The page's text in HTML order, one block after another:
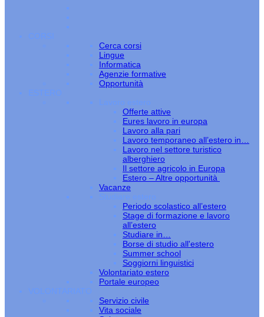
CORSI
Cerca corsi
Lingue
Informatica
Agenzie formative
Opportunità
ESTERO
Lavoro estero
Offerte attive
Eures lavoro in europa
Lavoro alla pari
Lavoro temporaneo all’estero in…
Lavoro nel settore turistico
alberghiero
Il settore agricolo in Europa
Estero – Altre opportunità
Vacanze
Studiare estero
Periodo scolastico all’estero
Stage di formazione e lavoro
all’estero
Studiare in…
Borse di studio all'estero
Summer school
Soggiorni linguistici
Volontariato estero
Portale europeo
VOLONTARIATO
Servizio civile
Vita sociale